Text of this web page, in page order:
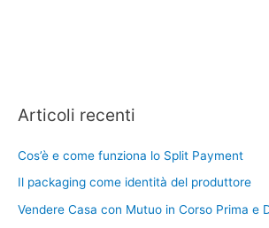
Articoli recenti
Cos’è e come funziona lo Split Payment
Il packaging come identità del produttore
Vendere Casa con Mutuo in Corso Prima e